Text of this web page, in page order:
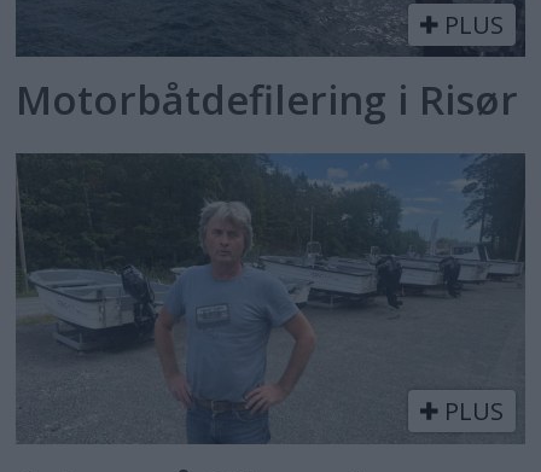
PLUS
Motorbåtdefilering i Risør
PLUS